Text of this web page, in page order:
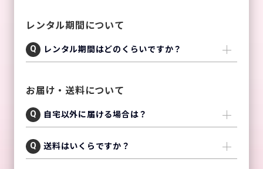
レンタル期間について
レンタル期間はどのくらいですか？
お届け・送料について
自宅以外に届ける場合は？
送料はいくらですか？